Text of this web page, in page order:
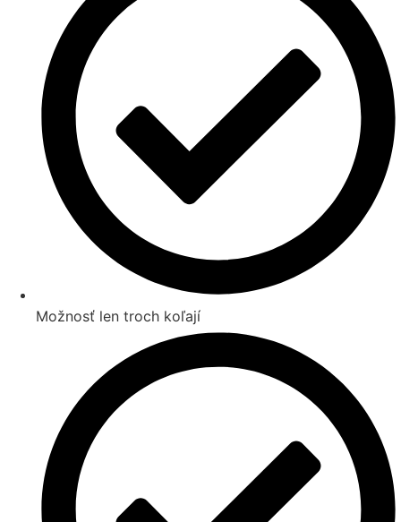
Možnosť len troch koľají